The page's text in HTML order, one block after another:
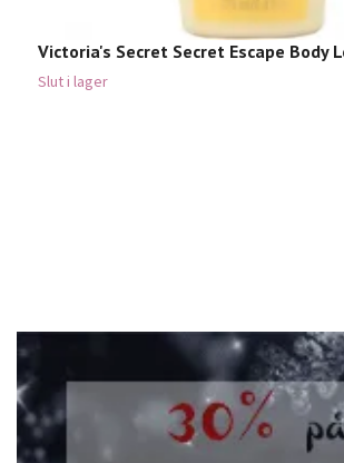
Victoria's Secret Secret Escape Body
Slut i lager